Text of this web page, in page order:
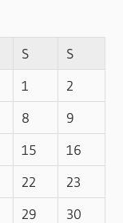
S
S
1
2
8
9
15
16
22
23
29
30